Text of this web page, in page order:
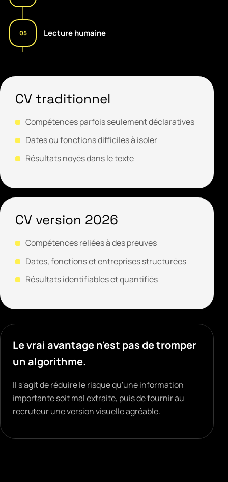
05 Lecture humaine
CV traditionnel
Compétences parfois seulement déclaratives
Dates ou fonctions difficiles à isoler
Résultats noyés dans le texte
CV version 2026
Compétences reliées à des preuves
Dates, fonctions et entreprises structurées
Résultats identifiables et quantifiés
Le vrai avantage n'est pas de tromper
un algorithme.
Il s'agit de réduire le risque qu'une information
importante soit mal extraite, puis de fournir au
recruteur une version visuelle agréable.